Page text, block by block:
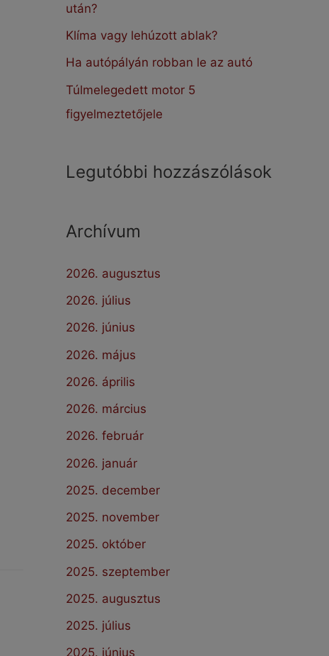
r
:
után?
Klíma vagy lehúzott ablak?
Ha autópályán robban le az autó
Túlmelegedett motor 5
figyelmeztetőjele
Legutóbbi hozzászólások
Archívum
2026. augusztus
2026. július
2026. június
2026. május
2026. április
2026. március
2026. február
2026. január
2025. december
2025. november
2025. október
2025. szeptember
2025. augusztus
2025. július
2025. június